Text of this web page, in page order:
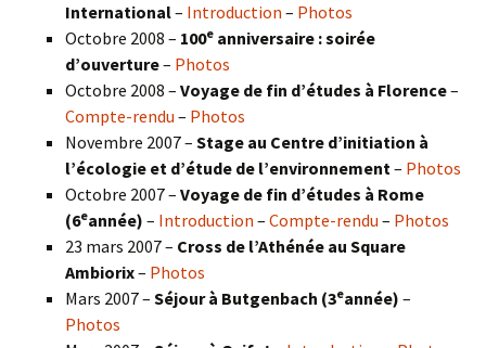
International– Introduction – Photos
Octobre 2008 – 100e anniversaire : soirée
d’ouverture– Photos
Octobre 2008 – Voyage de fin d’études à Florence–
Compte-rendu – Photos
Novembre 2007 – Stage au Centre d’initiation à
l’écologie et d’étude de l’environnement– Photos
Octobre 2007 – Voyage de fin d’études à Rome
(6eannée) – Introduction – Compte-rendu – Photos
23 mars 2007 – Cross de l’Athénée au Square
Ambiorix– Photos
Mars 2007 – Séjour à Butgenbach (3eannée) –
Photos